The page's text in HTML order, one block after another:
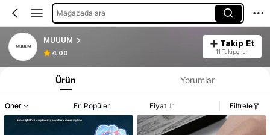
Mağazada ara
MUUUM
4.00
Takip Et
11 Takipçiler
Ürün Yorumlar
Öner En Popüler Fiyat Filtrele